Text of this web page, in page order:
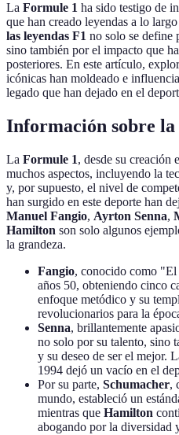
La Formule 1 ha sido testigo de
que han creado leyendas a lo
las leyendas F1 no solo se define
sino también por el impacto que
posteriores. En este artículo,
icónicas han moldeado e
legado que han dejado en el
Información sobre la
La Formule 1, desde su creación
muchos aspectos, incluyendo la
y, por supuesto, el nivel de
han surgido en este deporte han
Manuel Fangio, Ayrton Senna,
Hamilton son solo algunos
la grandeza.
Fangio, conocido como
años 50, obteniendo cinco
enfoque metódico y su
revolucionarios para la
Senna, brillantemente
no solo por su talento, sino
y su deseo de ser el mejor.
1994 dejó un vacío en el
Por su parte, Schumacher,
mundo, estableció un
mientras que Hamilton
abogando por la diversidad